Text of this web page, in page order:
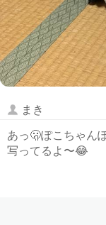
まき
あっ🫢ぽこちゃん
写ってるよ〜😂